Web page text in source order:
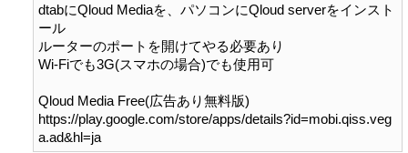
dtabにQloud Mediaを、パソコンにQloud serverをインスト
ール
ルーターのポートを開けてやる必要あり
Wi-Fiでも3G(スマホの場合)でも使用可
Qloud Media Free(広告あり無料版)
https://play.google.com/store/apps/details?id=mobi.qiss.veg